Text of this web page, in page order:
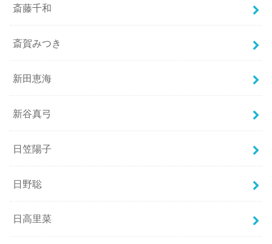
斎藤千和
斎賀みつき
新田恵海
新谷真弓
日笠陽子
日野聡
日高里菜